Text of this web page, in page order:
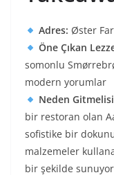
Adres: Øster
Öne Çıkan
somonlu
modern yorumlar
Neden
bir restoran olan
sofistike bir
malzemeler
bir şekilde